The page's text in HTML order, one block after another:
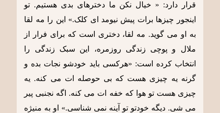
قرار دارد: « خیال نکن ما دخترهای بدی هستیم. تو
اینجور چیزها برات پیش نیومد ای کلک.» این را مه لقا
به او می گوید. مه لقا، دختری است که برای فرار از
ملال و پوچی زندگی روزمره، این سبک زندگی را
انتخاب کرده است: «هرکسی باید خودشو نجات بده و
گرنه یه چیزی هست که بی حوصله ات می کنه. یه
چیزی هست تو هوا که خفه ات می کنه. اگه نجنبی پیر
می شی. دیگه خودتو تو آینه نمی شناسی.» او به منیژه